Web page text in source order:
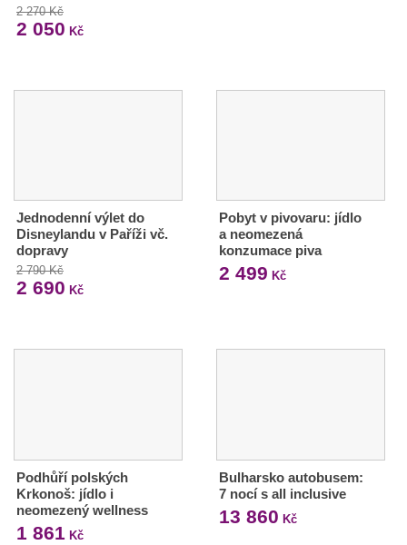
2 270 Kč
2 050 Kč
Jednodenní výlet do
Disneylandu v Paříži vč.
dopravy
2 790 Kč
2 690 Kč
Pobyt v pivovaru: jídlo
a neomezená
konzumace piva
2 499 Kč
Podhůří polských
Krkonoš: jídlo i
neomezený wellness
1 861 Kč
Bulharsko autobusem:
7 nocí s all inclusive
13 860 Kč